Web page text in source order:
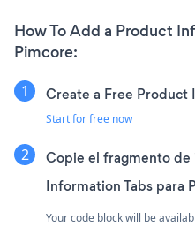
How To Add a Product
Pimcore:
Create a Free Product
Start for free now
Copie el fragmento
Information Tabs para
Your code block will be